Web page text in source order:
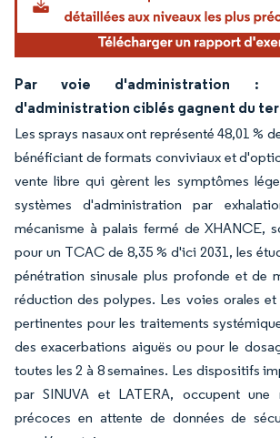
Par voie d'administration :
d'administration ciblés gagnent du
Les sprays nasaux ont représenté 48,01 %
bénéficiant de formats conviviaux et
vente libre qui gèrent les symptômes
systèmes d'administration par
mécanisme à palais fermé de XHANCE,
pour un TCAC de 8,35 % d'ici 2031, les
pénétration sinusale plus profonde et de
réduction des polypes. Les voies orales
pertinentes pour les traitements
des exacerbations aiguës ou pour le
toutes les 2 à 8 semaines. Les dispositifs
par SINUVA et LATERA, occupent une
précoces en attente de données de